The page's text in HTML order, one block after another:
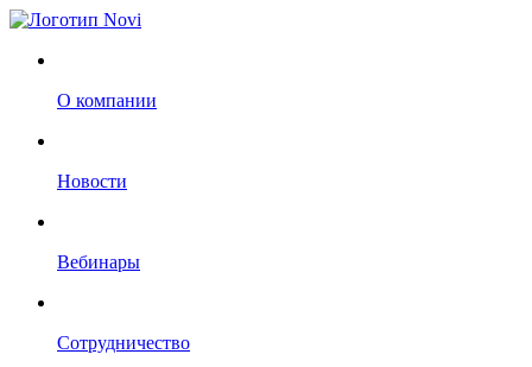
О компании
Новости
Вебинары
Сотрудничество